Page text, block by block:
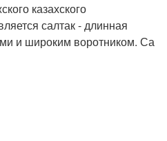
казахского
салтак - длинная
и широким воротником. Са